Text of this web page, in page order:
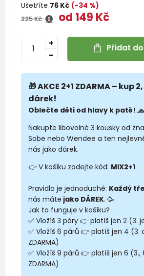
Ušetříte 76 Kč (-34 %)
225 Kč od 149 Kč
-
+ Přidat
🎁 AKCE 2+1 ZDARMA – kup
dárek!
Oblečte děti od hlavy k patě!
Nakupte libovolné 3 kousky od
Sobe nebo Wendee a ten
nás jako dárek.
👉 V košíku zadejte kód: MIX2+1
Pravidlo je jednoduché: Každý
nás máte jako DÁREK. 🥳
Jak to funguje v košíku?
✅ Vložíš 3 páry 👉 platíš jen 2 (3.
✅ Vložíš 6 párů 👉 platíš jen 4 (3.
ZDARMA)
✅ Vložíš 9 párů 👉 platíš jen 6 (3.,
ZDARMA)